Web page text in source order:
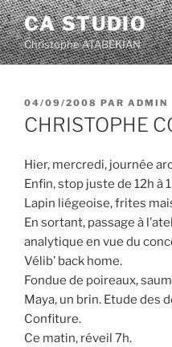
Aller
au
contenu
principal
CA STUDIO
Christophe ATABEKIAN
PUBLIÉ
LE
04/09/2008 PAR ADMIN
CHRISTOPHE
Hier, mercredi, journée
Enfin, stop juste de 12h à
Lapin liégeoise, frites
En sortant, passage à
analytique en vue du
Vélib’ back home.
Fondue de poireaux,
Maya, un brin. Etude des
Confiture.
Ce matin, réveil 7h.